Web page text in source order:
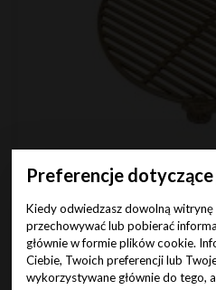
Preferencje
Kiedy odwiedzasz dowolną
przechowywać lub pobierać
głównie w formie plików cookie.
Ciebie, Twoich preferencji lub
wykorzystywane głównie do tego,
Okrągły ruszt do grilla 55
Cena (zł):